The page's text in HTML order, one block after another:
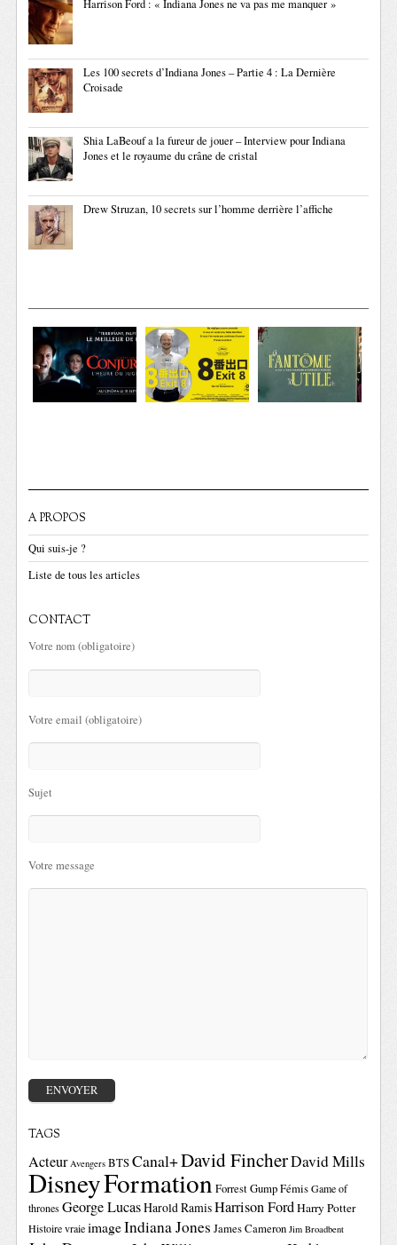
Harrison Ford : « Indiana Jones ne va pas me manquer »
Les 100 secrets d’Indiana Jones – Partie 4 : La Dernière
Croisade
Shia LaBeouf a la fureur de jouer – Interview pour Indiana
Jones et le royaume du crâne de cristal
Drew Struzan, 10 secrets sur l’homme derrière l’affiche
A PROPOS
Qui suis-je ?
Liste de tous les articles
CONTACT
Votre nom (obligatoire)
Votre email (obligatoire)
Sujet
Votre message
TAGS
Acteur Avengers BTSCanal+David FincherDavid Mills
DisneyFormationForrest GumpFémis Game of
thrones George LucasHarold RamisHarrison FordHarry Potter
Histoire vraie imageIndiana Jones James Cameron Jim Broadbent